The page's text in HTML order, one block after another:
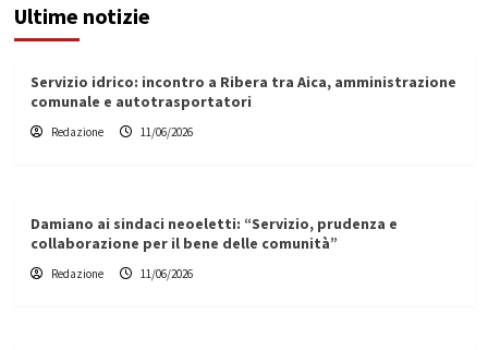
Ultime notizie
Servizio idrico: incontro a Ribera tra Aica, amministrazione
comunale e autotrasportatori
Redazione 11/06/2026
Damiano ai sindaci neoeletti: “Servizio, prudenza e
collaborazione per il bene delle comunità”
Redazione 11/06/2026